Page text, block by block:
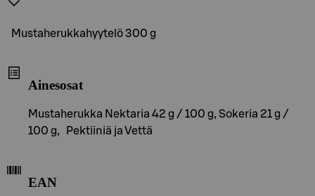
Mustaherukkahyytelö 300 g
Ainesosat
Mustaherukka Nektaria 42 g / 100 g, Sokeria 21 g /
100 g, Pektiiniä ja Vettä
EAN